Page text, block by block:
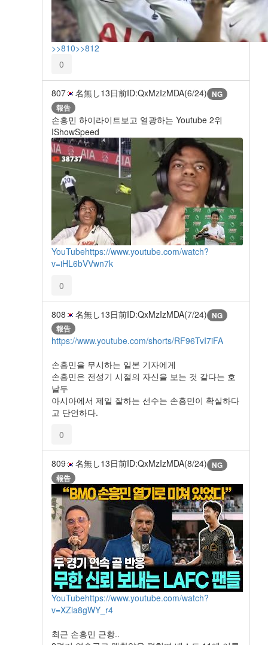
>>810>>812
0
807 名無し13日前ID:QxMzIzMDA(6/24) NG
報告
손흥민 하이라이트보고 열광하는 Youtube 2위
IShowSpeed
YouTubehttps://www.youtube.com/watch?
v=iHL6bVVwn7k
0
808 名無し13日前ID:QxMzIzMDA(7/24) NG
報告
https://www.youtube.com/shorts/RF96TvI7iFA
손흥민을 무시하는 일본 기자에게
손흥민은 전성기 시절의 자신을 보는 것 같다는 호
날두
아시아에서 제일 잘하는 선수는 손흥민이 확실하다
고 단언하다.
0
809 名無し13日前ID:QxMzIzMDA(8/24) NG
報告
YouTubehttps://www.youtube.com/watch?
v=XZla8gWY_r4
최근 손흥민 근황..